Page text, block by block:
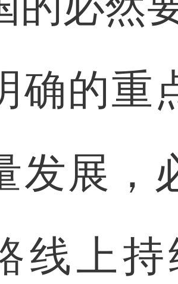
确的重
发展，
线上